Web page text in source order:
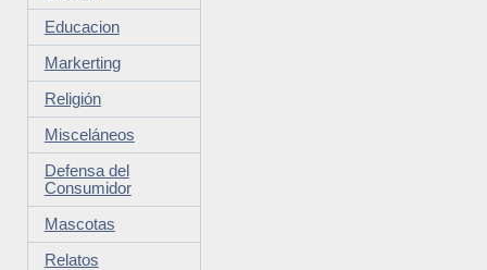
Educacion
Markerting
Religión
Misceláneos
Defensa del
Consumidor
Mascotas
Relatos